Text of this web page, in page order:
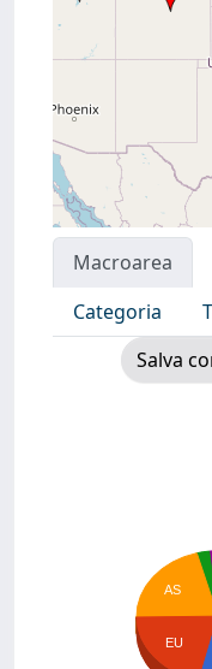
Macroarea
Categoria
Salva
AS
EU